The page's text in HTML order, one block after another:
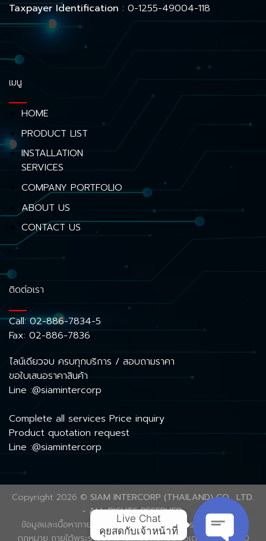
Taxpayer Identification : 0-1255-49004-118
เมนู
HOME
PRODUCT LIST
INSTALLATION
SERVICES
COMPANY PORTFOLIO
ABOUT US
CONTACT US
ติดต่อเรา
Call:02-886-7834-5
Fax: 02-886-7836
ไลน์เดียวจบ ครบทุกบริการ / สอบถามราคา
ขอใบเสนอราคาสินค้า
Line :@siamintercorp
Complete all services Price inquiry
Product quotation request
Line :@siamintercorp
Copyright 2026 © SIAM INTERCORP (THAILAND) CO., LTD.
- ALL RIGHTS RESERVED.
ข้อมูลและเนื้อหาภายในเว็บไซต์นี้ ได้รับความคุ้มครองลิขสิทธิ์ตาม
กฎหมาย ภายใต้พระราชบัญญัติเกี่ยวกับคอมพิวเตอร์ พ.ศ. 2560
Live Chat
คุยสดกับเจ้าหน้าที่